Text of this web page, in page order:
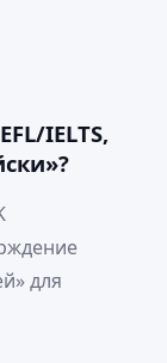
IELTS,
для